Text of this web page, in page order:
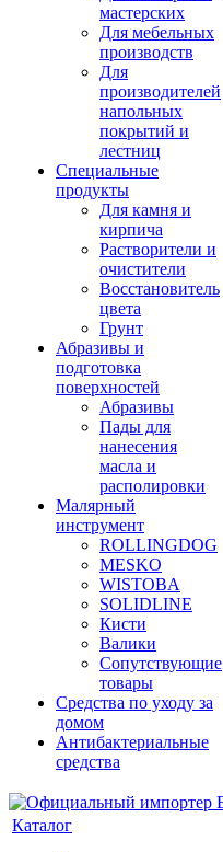
мастерских
Для мебельных
производств
Для
производителей
напольных
покрытий и
лестниц
Специальные
продукты
Для камня и
кирпича
Растворители и
очистители
Восстановитель
цвета
Грунт
Абразивы и
подготовка
поверхностей
Абразивы
Пады для
нанесения
масла и
располировки
Малярный
инструмент
ROLLINGDOG
MESKO
WISTOBA
SOLIDLINE
Кисти
Валики
Сопутствующие
товары
Средства по уходу за
домом
Антибактериальные
средства
Каталог